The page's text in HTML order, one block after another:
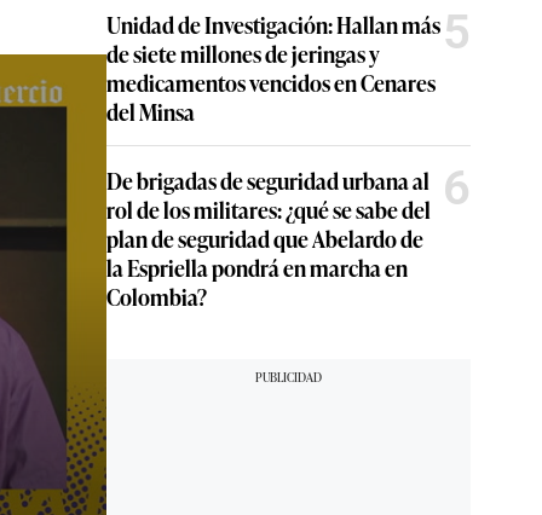
Unidad de Investigación: Hallan más
de siete millones de jeringas y
medicamentos vencidos en Cenares
del Minsa
5
De brigadas de seguridad urbana al
rol de los militares: ¿qué se sabe del
plan de seguridad que Abelardo de
la Espriella pondrá en marcha en
Colombia?
6